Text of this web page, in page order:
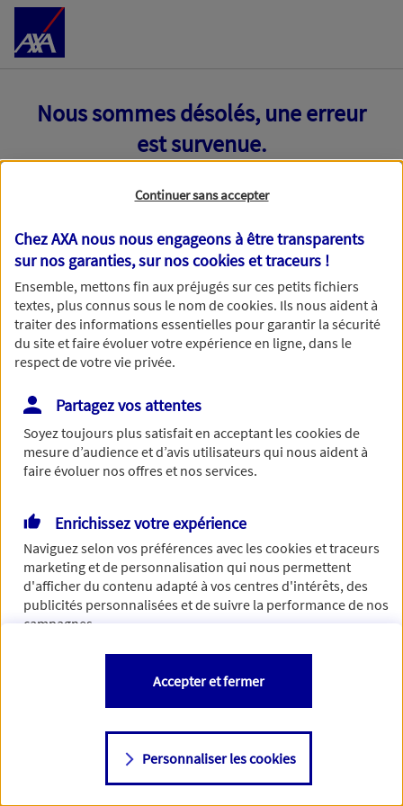
Accéder au Contenu
Nous sommes désolés, une erreur
est survenue.
Toutes nos excuses, une erreur technique nous empêche
de traiter votre demande. N'hésitez pas à rafraichir ce
formulaire dans quelques minutes.
Si besoin, vous pouvez nous joindre via notre page de
contact.
> Nous contacter
Continuer sans accepter
Chez AXA nous nous engageons à être transparents
sur nos garanties, sur noscookies et traceurs !
Ensemble, mettons fin aux préjugés sur ces petits fichiers
textes, plus connus sous le nom decookies. Ils nous aident à
traiter des informations essentielles pour garantir la sécurité
du site et faire évoluer votre expérience en ligne, dans le
respect de votre vie privée.
Partagez vos attentes
Soyez toujours plus satisfait en acceptant lescookiesde
mesure d’audience et d’avis utilisateurs qui nous aident à
faire évoluer nos offres et nos services.
Enrichissez votre expérience
Naviguez selon vos préférences avec lescookies et traceurs
marketing et de personnalisation qui nous permettent
d'afficher du contenu adapté à vos centres d'intérêts, des
publicités personnalisées et de suivre la performance de nos
campagnes.
Vous êtes libre de les accepter, de les refuser comme de
changer d'avis à tout moment en allant sur
Consulter notre politique decookies
Personnaliser les cookies
Accepter et fermer